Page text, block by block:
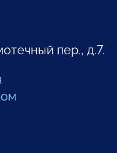
пер., д.7.